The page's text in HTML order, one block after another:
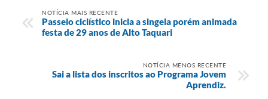
NOTÍCIA MAIS RECENTE
Passeio ciclístico inicia a singela porém animada
festa de 29 anos de Alto Taquari
NOTÍCIA MENOS RECENTE
Sai a lista dos inscritos ao Programa Jovem
Aprendiz.